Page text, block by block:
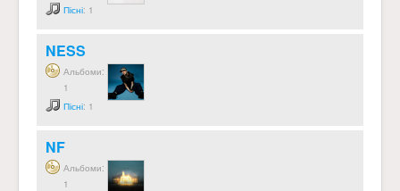
Пісні: 1
NESS
Альбоми:
1
Пісні: 1
NF
Альбоми:
1